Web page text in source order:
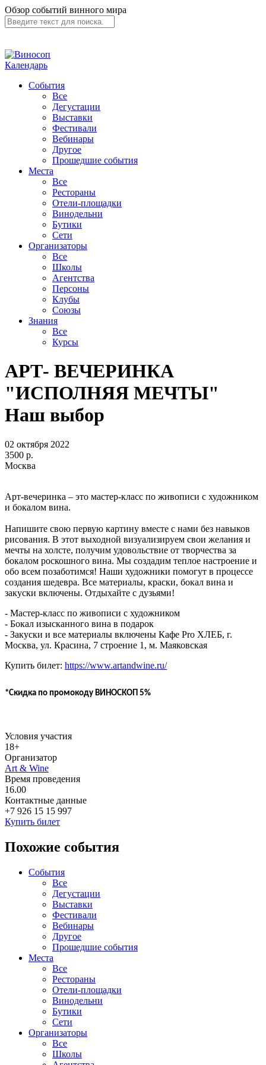
Обзор событий винного мира
Календарь
События
Все
Дегустации
Выставки
Фестивали
Вебинары
Другое
Прошедшие события
Места
Все
Рестораны
Отели-площадки
Винодельни
Бутики
Сети
Организаторы
Все
Школы
Агентства
Персоны
Клубы
Союзы
Знания
Все
Курсы
АРТ- ВЕЧЕРИНКА
"ИСПОЛНЯЯ МЕЧТЫ"
Наш выбор
02 октября 2022
3500 р.
Москва
Арт-вечеринка – это мастер-класс по живописи с художником
и бокалом вина.
Напишите свою первую картину вместе с нами без навыков
рисования. В этот выходной визуализируем свои желания и
мечты на холсте, получим удовольствие от творчества за
бокалом роскошного вина. Мы создадим теплое настроение и
обо всем позаботимся! Наши художники помогут в процессе
создания шедевра. Все материалы, краски, бокал вина и
закуски включены. Отдыхайте с дузьями!
- Мастер-класс по живописи с художником
- Бокал изысканного вина в подарок
- Закуски и все материалы включены Кафе Pro ХЛЕБ, г.
Москва, ул. Красина, 7 строение 1, м. Маяковская
Купить билет: https://www.artandwine.ru/
*Скидка по промокоду ВИНОСКОП 5%
Условия участия
18+
Организатор
Art & Wine
Время проведения
16.00
Контактные данные
+7 926 15 15 997
Купить билет
Похожие события
События
Все
Дегустации
Выставки
Фестивали
Вебинары
Другое
Прошедшие события
Места
Все
Рестораны
Отели-площадки
Винодельни
Бутики
Сети
Организаторы
Все
Школы